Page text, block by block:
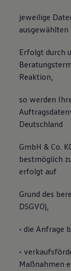
jeweilige
Erfolgt durch
Reaktion,
so werden
Deutschland
GmbH & Co.
bestmöglich
erfolgt auf
Grund des
DSGVO),
• die Anfrage
•
Maßnahmen